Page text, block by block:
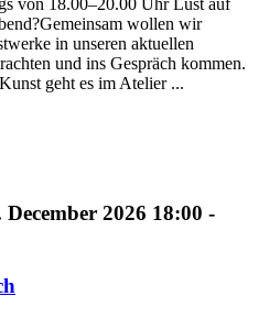
von 18.00–20.00 Uhr Lust auf
wollen wir
in unseren aktuellen
und ins Gespräch kommen.
geht es im Atelier ...
2026 18:00 -